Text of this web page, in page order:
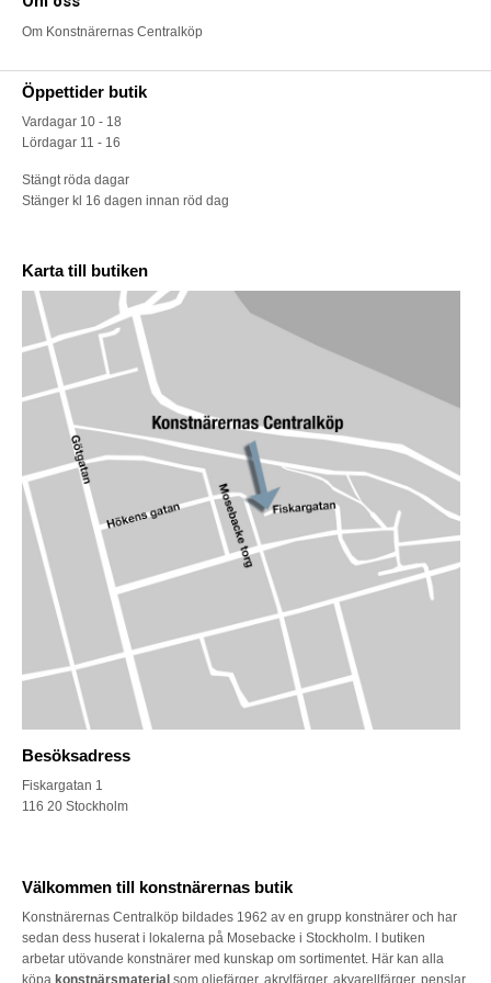
Om Konstnärernas Centralköp
Öppettider butik
Vardagar 10 - 18
Lördagar 11 - 16
Stängt röda dagar
Stänger kl 16 dagen innan röd dag
Karta till butiken
Besöksadress
Fiskargatan 1
116 20 Stockholm
Välkommen till konstnärernas butik
Konstnärernas Centralköp bildades 1962 av en grupp konstnärer och har
sedan dess huserat i lokalerna på Mosebacke i Stockholm. I butiken
arbetar utövande konstnärer med kunskap om sortimentet. Här kan alla
köpa konstnärsmaterial som oljefärger, akrylfärger, akvarellfärger, penslar,